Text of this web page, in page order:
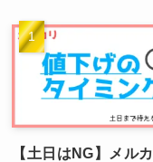
【土日はNG】メル